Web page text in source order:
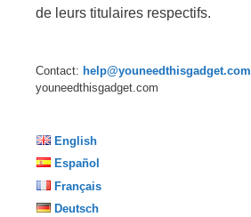
de leurs titulaires respectifs.
Contact: help@youneedthisgadget.com
youneedthisgadget.com
English
Español
Français
Deutsch